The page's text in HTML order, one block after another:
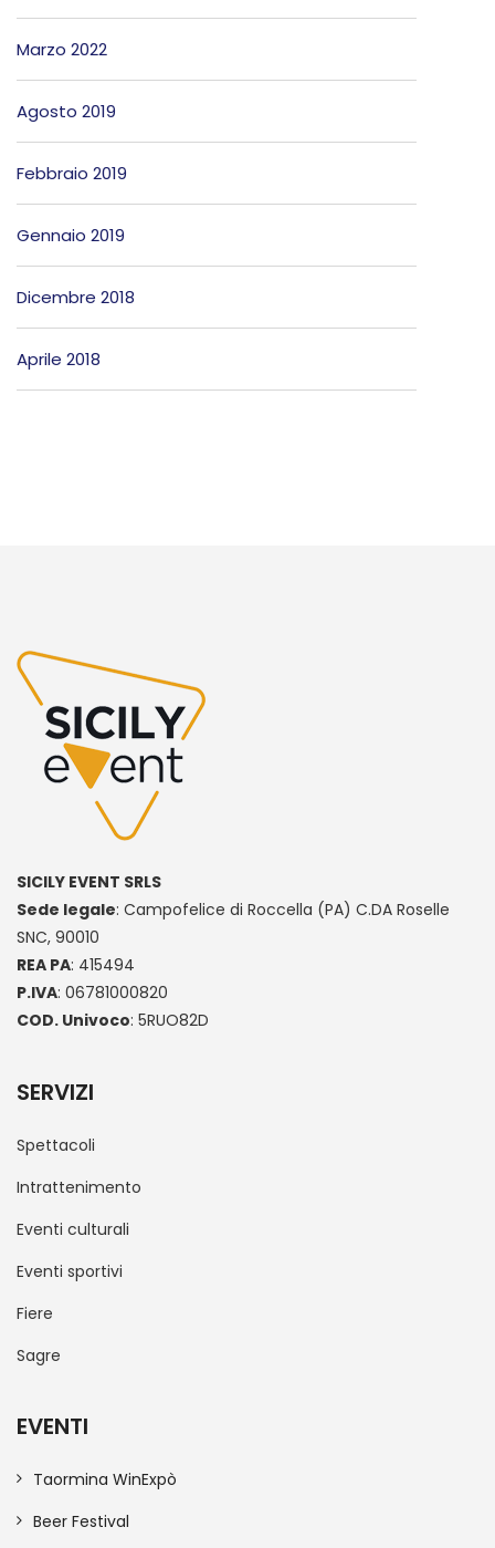
Marzo 2022
Agosto 2019
Febbraio 2019
Gennaio 2019
Dicembre 2018
Aprile 2018
SICILY EVENT SRLS
Sede legale: Campofelice di Roccella (PA) C.DA Roselle
SNC, 90010
REA PA: 415494
P.IVA: 06781000820
COD. Univoco: 5RUO82D
SERVIZI
Spettacoli
Intrattenimento
Eventi culturali
Eventi sportivi
Fiere
Sagre
EVENTI
Taormina WinExpò
Beer Festival